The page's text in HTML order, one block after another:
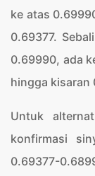
ke atas
0.69377.
0.69990, ada
hingga kisaran
Untuk
konfirmasi
0.69377-